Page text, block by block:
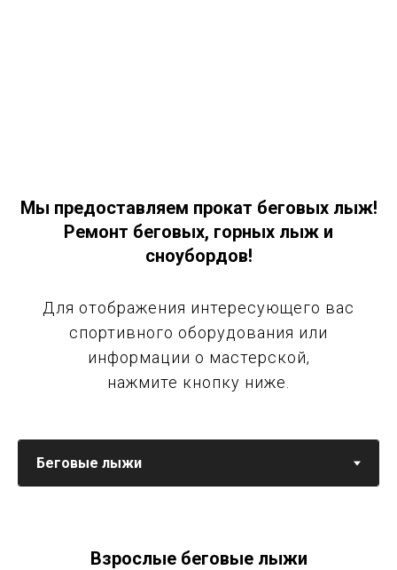
Мы предоставляем прокат беговых лыж!
Ремонт беговых, горных лыж и
сноубордов!
Для отображения интересующего вас
спортивного оборудования или
информации о мастерской,
нажмите кнопку ниже.
Взрослые беговые лыжи